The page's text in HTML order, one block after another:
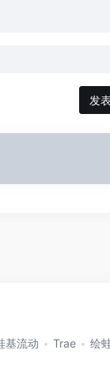
发
基流动 Trae 绘